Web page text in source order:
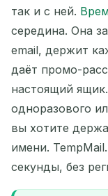
так и с ней.
середина. Она
email, держит
даёт промо-
настоящий
одноразового
вы хотите
имени.
секунды, без